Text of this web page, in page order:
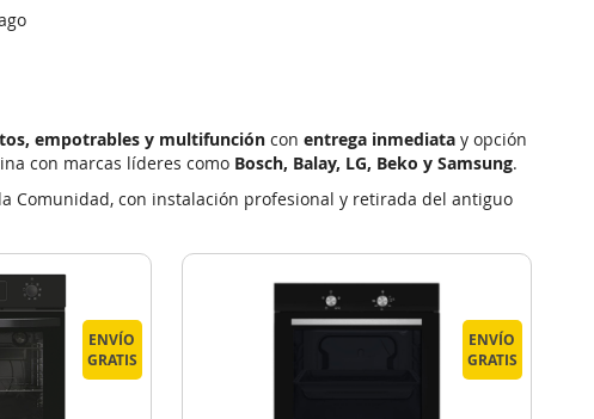
empotrables y multifunción con entrega inmediata y opción
con marcas líderes como Bosch, Balay, LG, Beko y Samsung.
Comunidad, con instalación profesional y retirada del antiguo
ENVÍO
GRATIS
ENVÍO
GRATIS